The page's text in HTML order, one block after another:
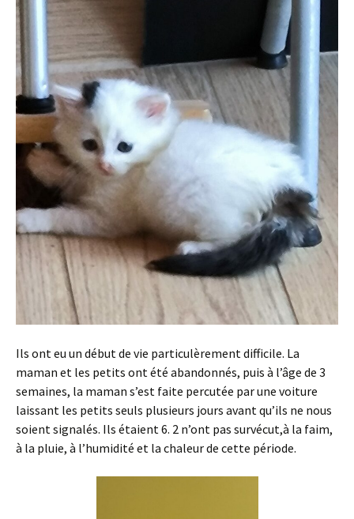
Ils ont eu un début de vie particulèrement difficile. La
maman et les petits ont été abandonnés, puis à l’âge de 3
semaines, la maman s’est faite percutée par une voiture
laissant les petits seuls plusieurs jours avant qu’ils ne nous
soient signalés. Ils étaient 6. 2 n’ont pas survécut,à la faim,
à la pluie, à l’humidité et la chaleur de cette période.